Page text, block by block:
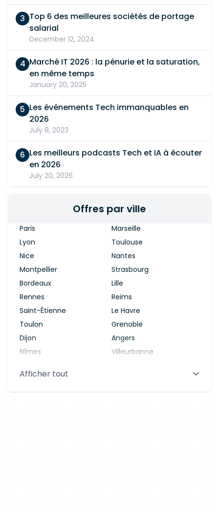
Top 6 des meilleures sociétés de portage
salarial
December 12, 2024
Marché IT 2026 : la pénurie et la saturation,
en même temps
January 20, 2025
Les événements Tech immanquables en
2026
July 8, 2023
Les meilleurs podcasts Tech et IA à écouter
en 2026
July 20, 2026
Offres par ville
Paris
Marseille
Lyon
Toulouse
Nice
Nantes
Montpellier
Strasbourg
Bordeaux
Lille
Rennes
Reims
Saint-Étienne
Le Havre
Toulon
Grenoble
Dijon
Angers
Nîmes
Villeurbanne
Aix-en-Provence
Afficher tout